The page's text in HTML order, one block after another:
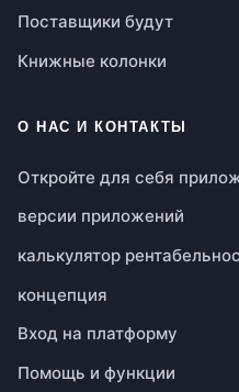
Поставщики будут
Книжные колонки
О НАС И КОНТАКТЫ
Откройте для себя
версии приложений
калькулятор
концепция
Вход на платформу
Помощь и функции